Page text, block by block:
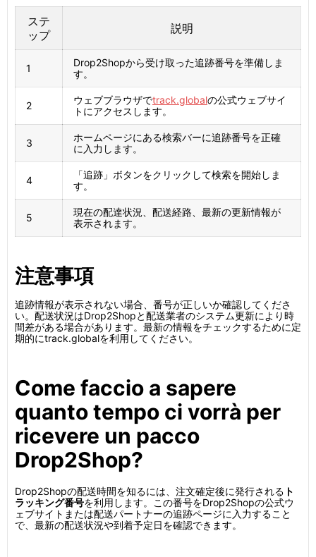
ステ
ップ
説明
1
Drop2Shopから受け取った追跡番号を準備しま
す。
2 ウェブブラウザでtrack.globalの公式ウェブサイ
トにアクセスします。
3
ホームページにある検索バーに追跡番号を正確
に入力します。
4
「追跡」ボタンをクリックして検索を開始しま
す。
5
現在の配達状況、配送経路、最新の更新情報が
表示されます。
注意事項
追跡情報が表示されない場合、番号が正しいか確認してくださ
い。配送状況はDrop2Shopと配送業者のシステム更新により時
間差がある場合があります。最新の情報をチェックするために定
期的にtrack.globalを利用してください。
Come faccio a sapere
quanto tempo ci vorrà per
ricevere un pacco
Drop2Shop?
Drop2Shopの配送時間を知るには、注文確定後に発行される ト
ラッキング番号を利用します。この番号をDrop2Shopの公式ウ
ェブサイトまたは配送パートナーの追跡ページに入力すること
で、最新の配送状況や到着予定日を確認できます。